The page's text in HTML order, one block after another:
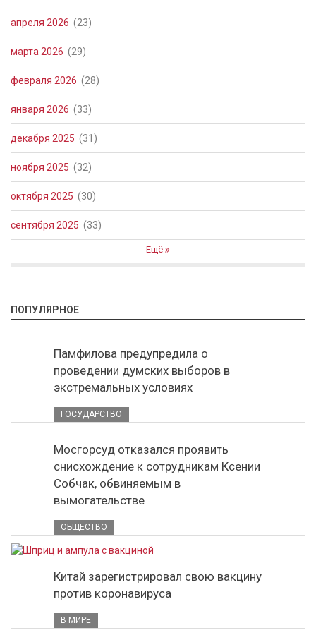
апреля 2026 (23)
марта 2026 (29)
февраля 2026 (28)
января 2026 (33)
декабря 2025 (31)
ноября 2025 (32)
октября 2025 (30)
сентября 2025 (33)
Ещё
ПОПУЛЯРНОЕ
Памфилова предупредила о
проведении думских выборов в
экстремальных условиях
ГОСУДАРСТВО
Мосгорсуд отказался проявить
снисхождение к сотрудникам Ксении
Собчак, обвиняемым в
вымогательстве
ОБЩЕСТВО
Китай зарегистрировал свою вакцину
против коронавируса
В МИРЕ